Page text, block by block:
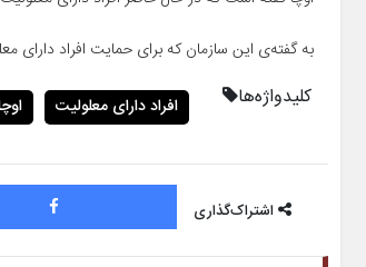
به گفته‌ی این سازمان که برای حمایت افراد دارای
کلیدواژه‌ها افراد دارای معلولیت
اشتراک‌گذاری